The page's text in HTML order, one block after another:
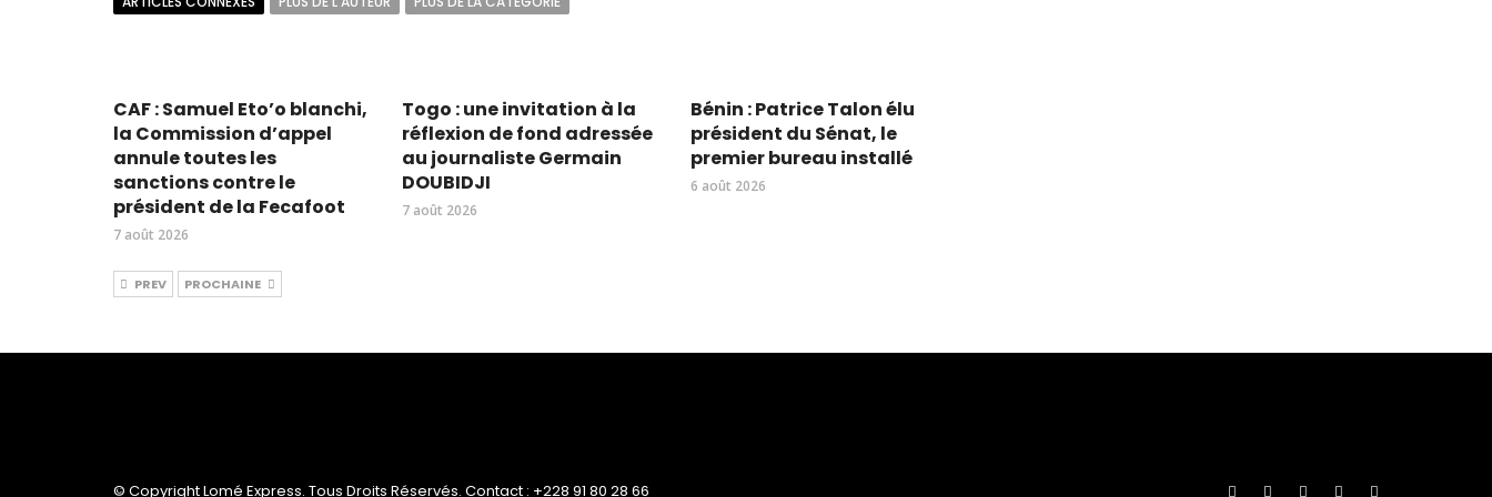
CAF : Samuel Eto’o blanchi,
la Commission d’appel
annule toutes les
sanctions contre le
président de la Fecafoot
7 août 2026
Togo : une invitation à la
réflexion de fond adressée
au journaliste Germain
DOUBIDJI
7 août 2026
Bénin : Patrice Talon élu
président du Sénat, le
premier bureau installé
6 août 2026
PREV PROCHAINE
© Copyright Lomé Express. Tous Droits Réservés. Contact : +228 91 80 28 66